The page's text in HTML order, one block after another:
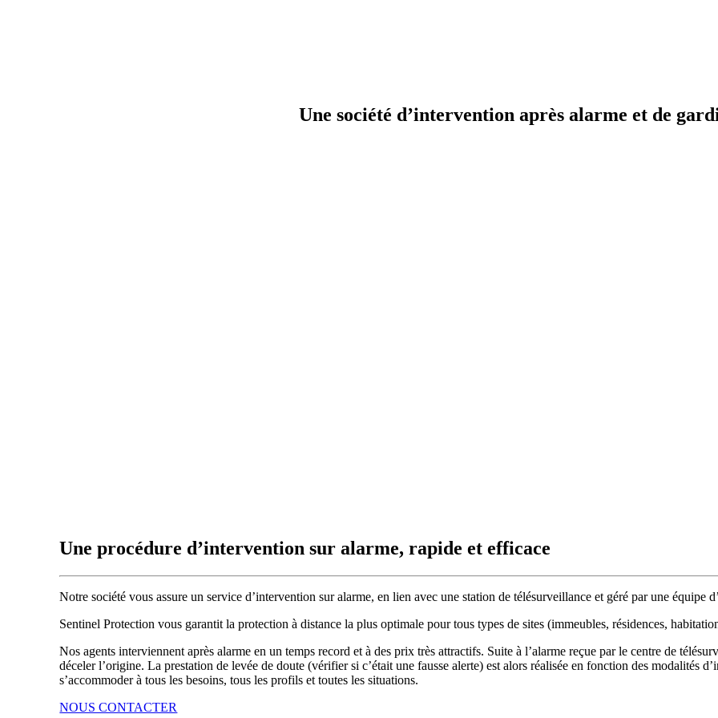
Une société d’intervention après alarme et de
Une procédure d’intervention sur alarme, rapide et efficace
Notre société vous assure un service d’intervention sur alarme, en lien avec une station de télésurveillance et géré par une équipe
Sentinel Protection vous garantit la protection à distance la plus optimale pour tous types de sites (immeubles, résidences,
Nos agents interviennent après alarme en un temps record et à des prix très attractifs. Suite à l’alarme reçue par le centre de
déceler l’origine. La prestation de levée de doute (vérifier si c’était une fausse alerte) est alors réalisée en fonction des modalités
s’accommoder à tous les besoins, tous les profils et toutes les situations.
NOUS CONTACTER